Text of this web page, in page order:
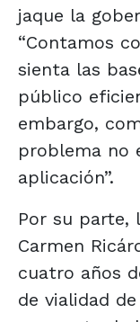
jaque la
“Contamos
sienta las
público
embargo,
problema no
aplicación”.
Por su parte,
Carmen
cuatro años
de vialidad